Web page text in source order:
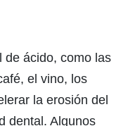
de ácido, como las
el vino, los
la erosión del
dental. Algunos